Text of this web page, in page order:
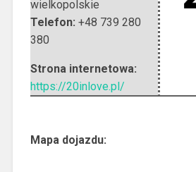
wielkopolskie
Telefon: +48 739 280
380
Strona internetowa:
https://20inlove.pl/
Mapa dojazdu: